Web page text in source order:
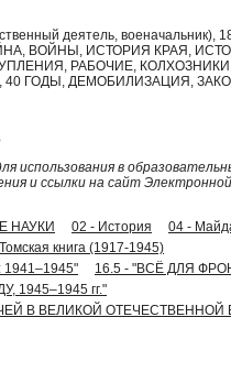
деятель,
ВОЙНЫ, ИСТОРИЯ КРАЯ,
РАБОЧИЕ,
ГОДЫ, ДЕМОБИЛИЗАЦИЯ,
использования в
и ссылки на сайт
НАУКИ 02 - История
04 -
книга (1917-1945)
16.5 - "ВСЁ ДЛЯ
1945–1945 гг."
В ВЕЛИКОЙ ОТЕЧЕСТВЕННОЙ